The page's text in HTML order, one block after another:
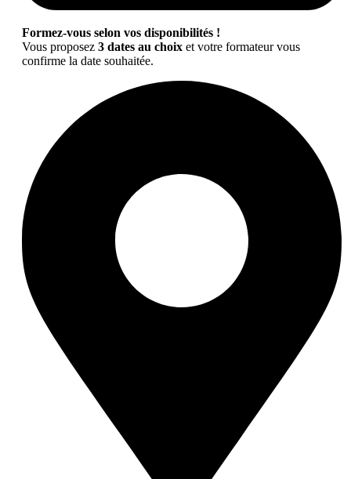
Formez-vous selon vos disponibilités !
Vous proposez 3 dates au choix et votre formateur vous
confirme la date souhaitée.